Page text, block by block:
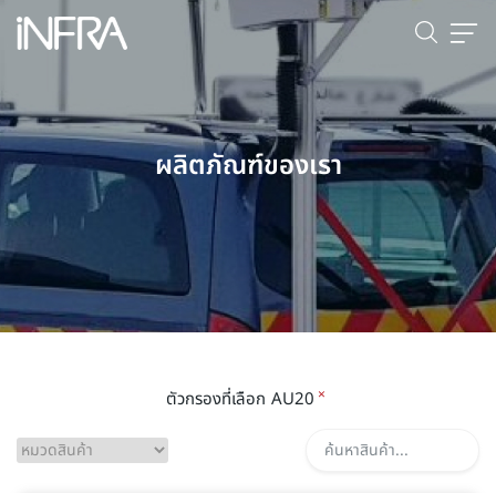
ผลิตภัณฑ์ของเรา
ตัวกรองที่เลือก AU20 ×